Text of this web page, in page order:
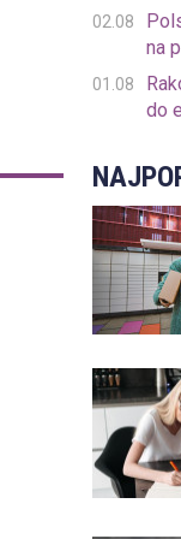
02.08
na
01.08
do